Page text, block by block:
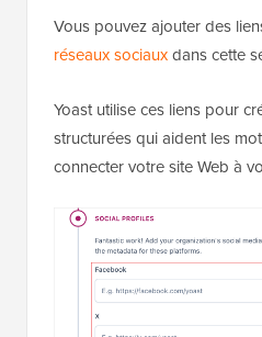
Vous pouvez ajouter des
réseaux sociauxdans cette
Yoast utilise ces liens pour
structurées qui aident les
connecter votre site Web à